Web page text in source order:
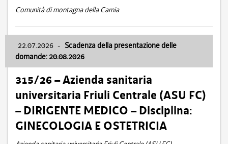
Comunità di montagna della Carnia
22.07.2026 - Scadenza della presentazione delle
domande: 20.08.2026
315/26 – Azienda sanitaria
universitaria Friuli Centrale (ASU FC)
– DIRIGENTE MEDICO – Disciplina:
GINECOLOGIA E OSTETRICIA